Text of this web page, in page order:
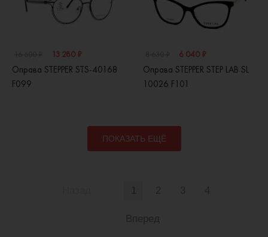
13 280 ₽
Оправа STEPPER STS-40168
F099
6 040 ₽
Оправа STEPPER STEP LAB SL
10026 F101
ПОКАЗАТЬ ЕЩЁ